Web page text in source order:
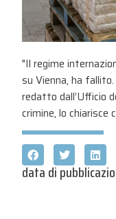
"Il regime
su Vienna, ha
redatto dall’Ufficio
crimine, lo chiarisce
data di